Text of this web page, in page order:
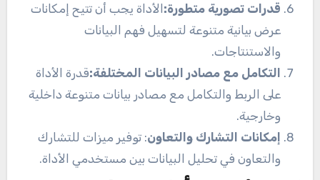
قدرات تصورية متطورة:الأداة يجب أن تتيح إمكانات
عرض بيانية متنوعة لتسهيل فهم البيانات
والاستنتاجات.
التكامل مع مصادر البيانات المختلفة:قدرة الأداة
على الربط والتكامل مع مصادر بيانات متنوعة داخلية
وخارجية.
إمكانات التشارك والتعاون: توفير ميزات للتشارك
والتعاون في تحليل البيانات بين مستخدمي الأداة.